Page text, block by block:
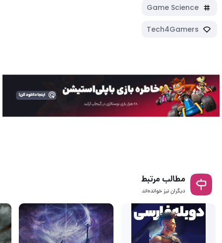
Game Science
Tech4Gamers
مطالب مرتبط
دیگران نیز خوانده‌اند